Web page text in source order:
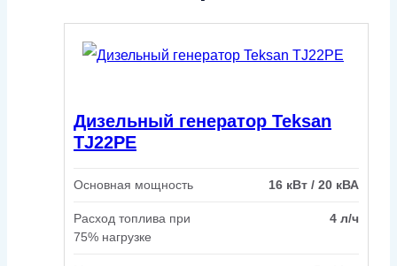
Дизельный генератор Teksan
TJ22PE
Основная мощность 16 кВт / 20 кВА
Расход топлива при
75% нагрузке
4 л/ч